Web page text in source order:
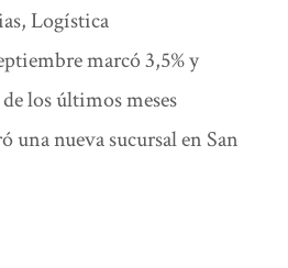
,Logística
marcó 3,5% y
los últimos meses
una nueva sucursal en San